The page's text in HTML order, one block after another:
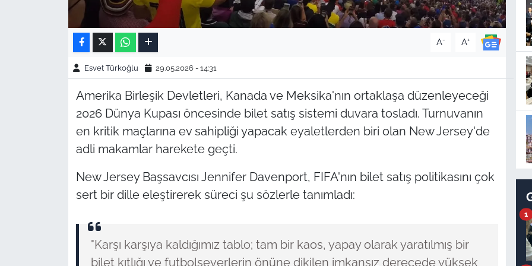
A- A+
Esvet Türkoğlu 29.05.2026 - 14:31
Amerika Birleşik Devletleri, Kanada ve Meksika'nın ortaklaşa düzenleyeceği
2026 Dünya Kupası öncesinde bilet satış sistemi duvara tosladı. Turnuvanın
en kritik maçlarına ev sahipliği yapacak eyaletlerden biri olan New Jersey'de
adli makamlar harekete geçti.
New Jersey Başsavcısı Jennifer Davenport, FIFA'nın bilet satış politikasını çok
sert bir dille eleştirerek süreci şu sözlerle tanımladı:
"Karşı karşıya kaldığımız tablo; tam bir kaos, yapay olarak yaratılmış bir
bilet kıtlığı ve futbolseverlerin önüne dikilen imkansız derecede yüksek
1